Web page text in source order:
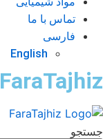
تماس با ما
فارسی
English
FaraTajhiz
جستجو